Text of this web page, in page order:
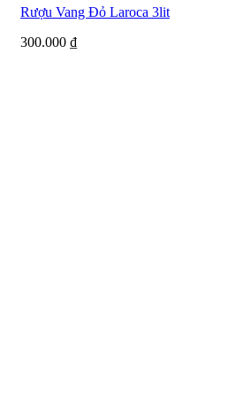
Rượu Vang Đỏ Laroca 3lit
300.000 ₫